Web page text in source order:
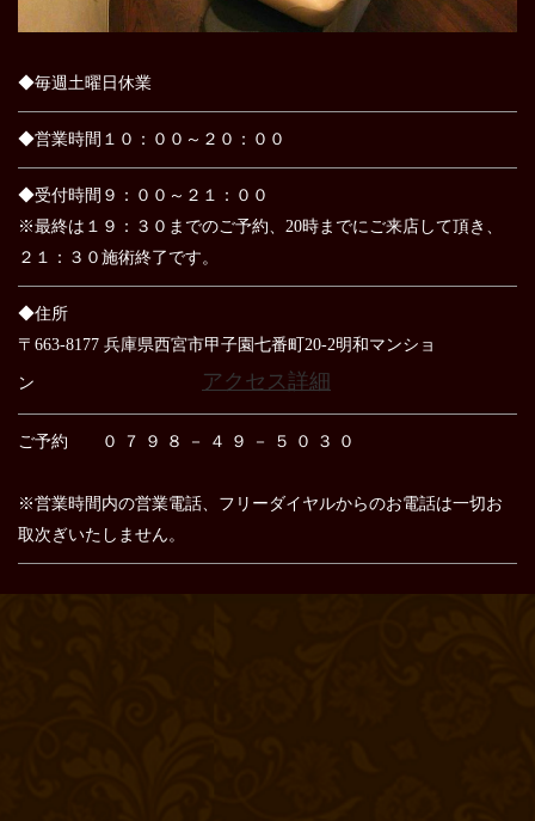
◆毎週土曜日休業
◆営業時間１０：００～２０：００
◆受付時間９：００～２１：００
※最終は１９：３０までのご予約、20時までにご来店して頂き、
２１：３０施術終了です。
◆住所
〒663-8177 兵庫県西宮市甲子園七番町20-2明和マンショ
ン アクセス詳細
ご予約 ０ ７ ９ ８ － ４ ９ － ５ ０ ３ ０
※営業時間内の営業電話、フリーダイヤルからのお電話は一切お
取次ぎいたしません。